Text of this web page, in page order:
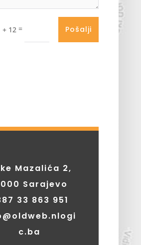
+ 12 = Pošalji
Mazalića 2,
Sarajevo
33 863 951
c.ba